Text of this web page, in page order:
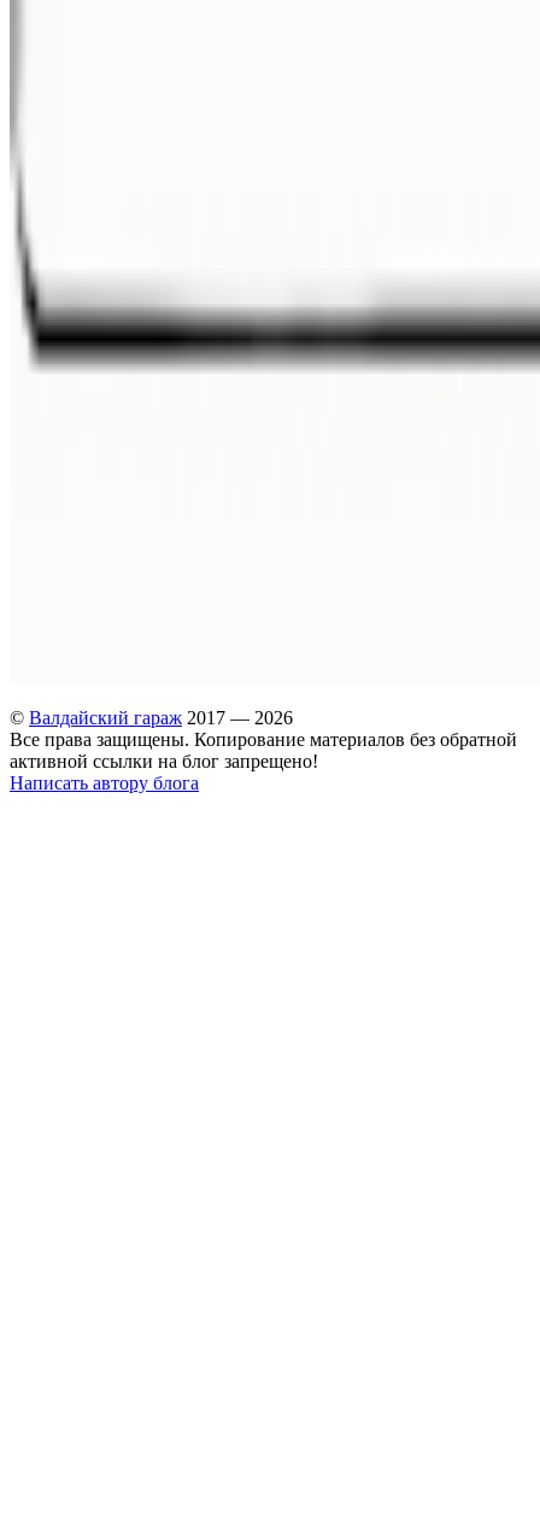
© Валдайский гараж 2017 — 2026
Все права защищены. Копирование материалов без обратной
активной ссылки на блог запрещено!
Написать автору блога